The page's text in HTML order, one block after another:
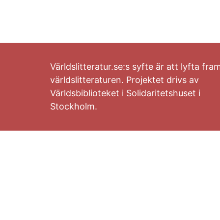
Världslitteratur.se:s syfte är att lyfta
världslitteraturen. Projektet drivs av
Världsbiblioteket i Solidaritetshuset i
Stockholm.